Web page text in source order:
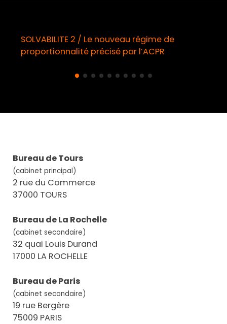
SOLVABILITE 2 / Le nouveau régime de
proportionnalité précisé par l’ACPR
Bureau de Tours
(cabinet principal)
2 rue du Commerce
37000 TOURS
Bureau de La Rochelle
(cabinet secondaire)
32 quai Louis Durand
17000 LA ROCHELLE
Bureau de Paris
(cabinet secondaire)
19 rue Bergère
75009 PARIS